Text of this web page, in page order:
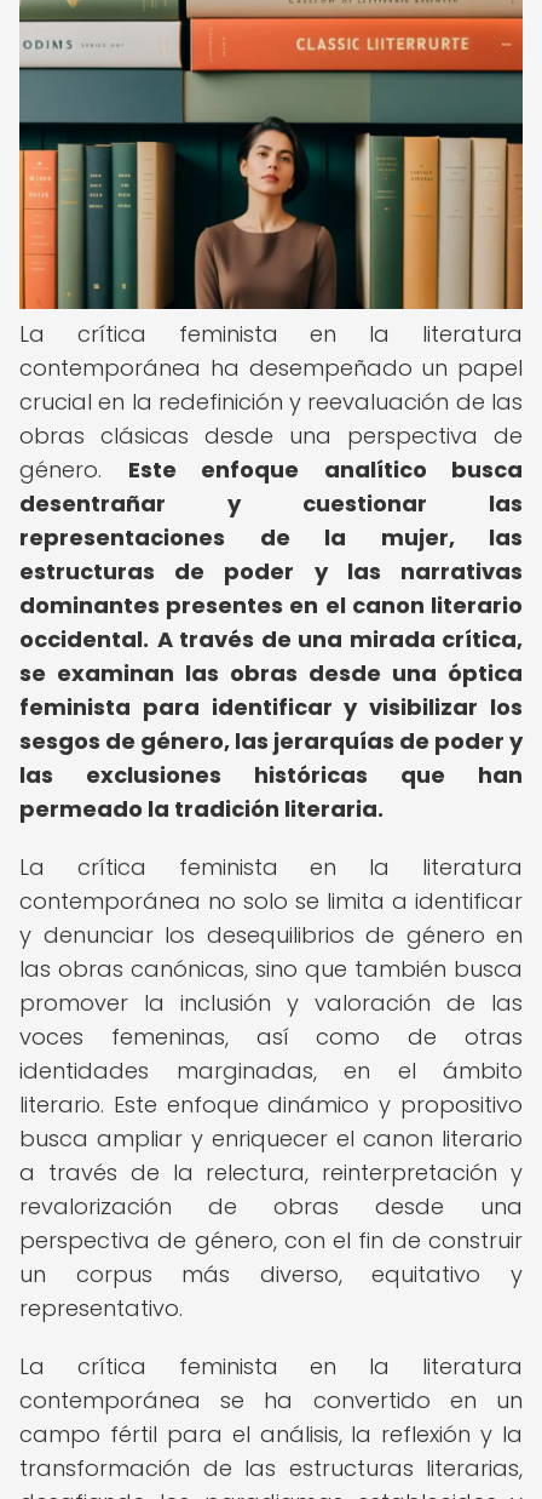
La crítica feminista en la literatura
contemporánea ha desempeñado un papel
crucial en la redefinición y reevaluación de las
obras clásicas desde una perspectiva de
género. Este enfoque analítico busca
desentrañar y cuestionar las
representaciones de la mujer, las
estructuras de poder y las narrativas
dominantes presentes en el canon literario
occidental. A través de una mirada crítica,
se examinan las obras desde una óptica
feminista para identificar y visibilizar los
sesgos de género, las jerarquías de poder y
las exclusiones históricas que han
permeado la tradición literaria.
La crítica feminista en la literatura
contemporánea no solo se limita a identificar
y denunciar los desequilibrios de género en
las obras canónicas, sino que también busca
promover la inclusión y valoración de las
voces femeninas, así como de otras
identidades marginadas, en el ámbito
literario. Este enfoque dinámico y propositivo
busca ampliar y enriquecer el canon literario
a través de la relectura, reinterpretación y
revalorización de obras desde una
perspectiva de género, con el fin de construir
un corpus más diverso, equitativo y
representativo.
La crítica feminista en la literatura
contemporánea se ha convertido en un
campo fértil para el análisis, la reflexión y la
transformación de las estructuras literarias,